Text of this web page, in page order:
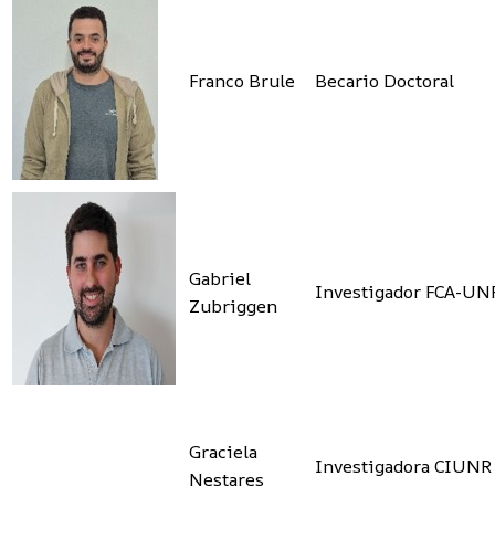
Franco Brule Becario Doctoral
Gabriel
Zubriggen
Investigador FCA-
Graciela
Nestares
Investigadora CIUNR